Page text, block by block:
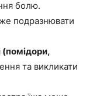
болю.
подразнювати
(помідори,
та викликати